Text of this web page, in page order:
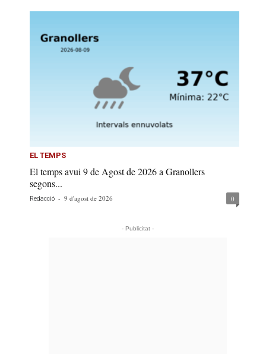
EL TEMPS
El temps avui 9 de Agost de 2026 a Granollers
segons...
Redacció - 9 d'agost de 2026 0
- Publicitat -